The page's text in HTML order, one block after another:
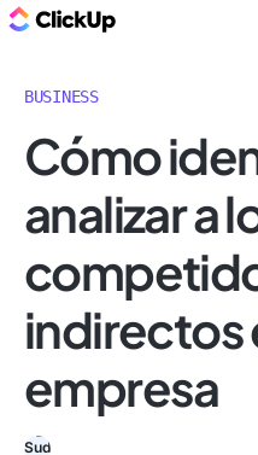
BUSINESS
Cómo
analizar a
indirectos
empresa